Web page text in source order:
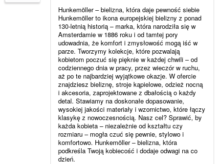
Hunkemöller – bielizna, która daje pewność siebie
Hunkemöller to ikona europejskiej bielizny z ponad
130-letnią historią – marka, która narodziła się w
Amsterdamie w 1886 roku i od tamtej pory
udowadnia, że komfort i zmysłowość mogą iść w
parze. Tworzymy kolekcje, które pozwalają
kobietom poczuć się pięknie w każdej chwili – od
codziennego dnia w pracy, przez wieczór w ruchu,
aż po te najbardziej wyjątkowe okazje. W ofercie
znajdziesz bieliznę, stroje kąpielowe, odzież nocną
i akcesoria, zaprojektowane z dbałością o każdy
detal. Stawiamy na doskonałe dopasowanie,
wysokiej jakości materiały i wzornictwo, które łączy
klasykę z nowoczesnością. Nasz cel? Sprawić, by
każda kobieta – niezależnie od kształtu czy
rozmiaru – mogła czuć się pewnie, stylowo i
komfortowo. Hunkemöller – bielizna, która
podkreśla Twoją kobiecość i dodaje odwagi na co
dzień.